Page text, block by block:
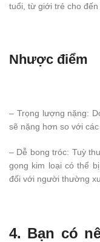
tuổi, từ giới trẻ cho đến
Nhược điểm
– Trọng lượng nặng:
sẽ nặng hơn so với
– Dễ bong tróc: Tuỳ
gọng kim loại có thể
đối với người thường
4. Bạn có